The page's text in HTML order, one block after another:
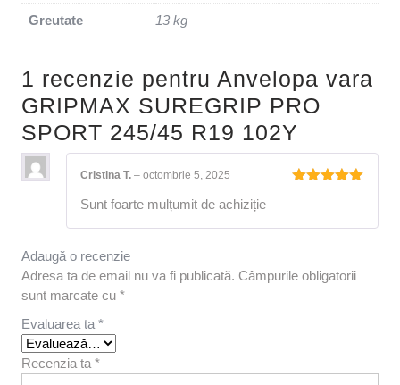
Greutate 13 kg
1 recenzie pentru Anvelopa vara
GRIPMAX SUREGRIP PRO
SPORT 245/45 R19 102Y
Cristina T. – octombrie 5, 2025
Sunt foarte mulțumit de achiziție
Adaugă o recenzie
Adresa ta de email nu va fi publicată. Câmpurile obligatorii
sunt marcate cu *
Evaluarea ta *
Recenzia ta *